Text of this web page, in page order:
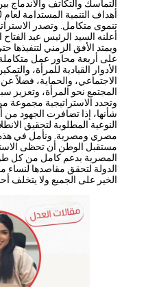
التماسك والتكاتف والاندماج بين
أعلنه السيد الرئيس عبد الفتاح
على أربعة محاور عمل متكاملة وهي
الأدوار القيادية للمرأة، والتمكين
الاجتماعي، والحماية، فضلاً عن العمل
المجتمع نحو المرأة، وتعزيز سبل
وتحدد الاستراتيجية مجموعة من
شأنها، إذا تضافرت الجهود من أجل
النوعية المطلوبة لتحقيق الانطلاقة
مصري ومصرية. ونأمل في هذه
مستقبل الوطن أن تحظى
المصرية بدعم كامل من كل طوائف
الدولة لتحقق مقاصدها لنساء مصر
الخير على الجميع ولا يتخلف أحد عن